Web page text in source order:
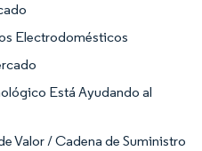
Electrodomésticos
Está Ayudando al
Valor / Cadena de Suministro